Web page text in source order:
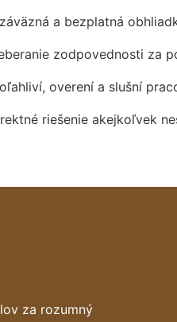
a bezplatná
zodpovednosti za
overení a slušní
riešenie akejkoľvek
za rozumný